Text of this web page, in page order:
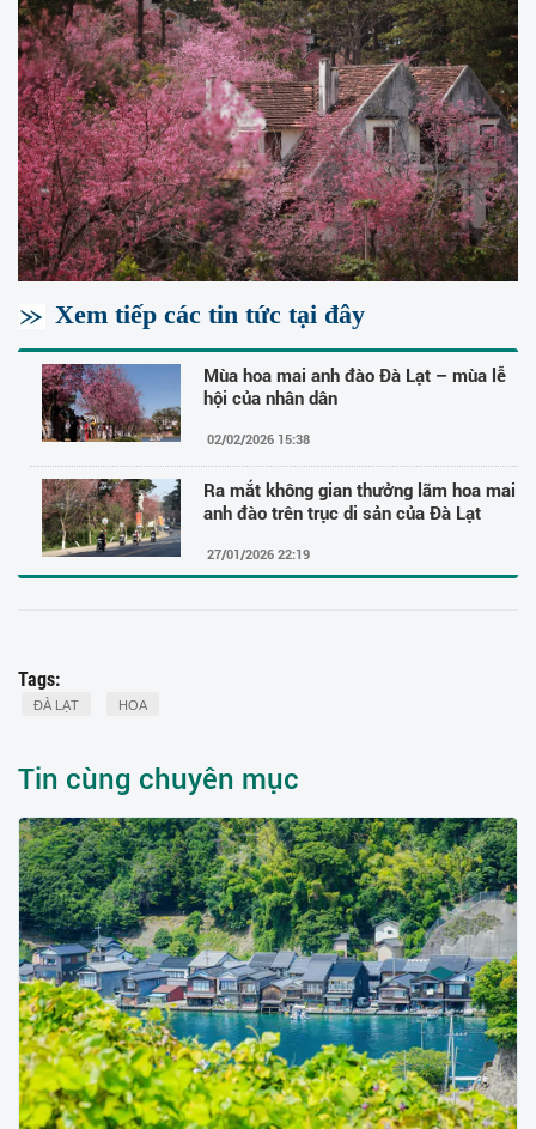
Xem tiếp các tin tức tại đây
Mùa hoa mai anh đào Đà Lạt – mùa lễ
hội của nhân dân
02/02/2026 15:38
Ra mắt không gian thưởng lãm hoa mai
anh đào trên trục di sản của Đà Lạt
27/01/2026 22:19
Tags:
ĐÀ LẠT HOA
Tin cùng chuyên mục